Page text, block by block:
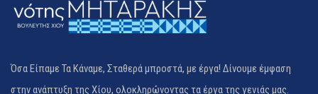
Όσα Είπαμε Τα Κάναμε, Σταθερά μπροστά, με έργα! Δίνουμε έμφαση
στην ανάπτυξη της Χίου, ολοκληρώνοντας τα έργα της γενιάς μας.